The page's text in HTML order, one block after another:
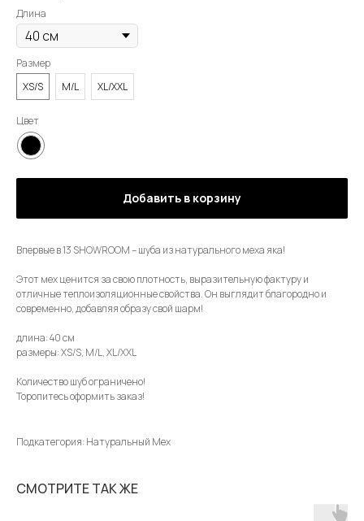
Длина
Размер
XS/S
M/L XL/XXL
Цвет
Добавить в корзину
Впервые в 13 SHOWROOM – шуба из натурального меха яка!
Этот мех ценится за свою плотность, выразительную фактуру и
отличные теплоизоляционные свойства. Он выглядит благородно и
современно, добавляя образу свой шарм!
длина: 40 см
размеры: XS/S, M/L, XL/XXL
Количество шуб ограничено!
Торопитесь оформить заказ!
Подкатегория: Натуральный Мех
СМОТРИТЕ ТАК ЖЕ